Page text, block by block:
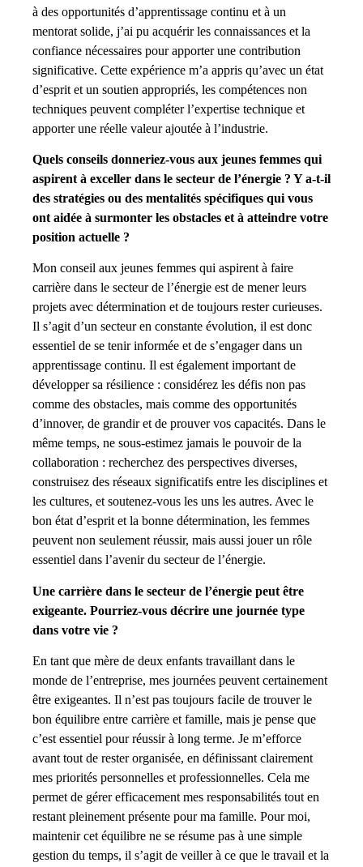
à des opportunités d’apprentissage continu et à un
mentorat solide, j’ai pu acquérir les connaissances et la
confiance nécessaires pour apporter une contribution
significative. Cette expérience m’a appris qu’avec un état
d’esprit et un soutien appropriés, les compétences non
techniques peuvent compléter l’expertise technique et
apporter une réelle valeur ajoutée à l’industrie.
Quels conseils donneriez-vous aux jeunes femmes qui
aspirent à exceller dans le secteur de l’énergie ? Y a-t-il
des stratégies ou des mentalités spécifiques qui vous
ont aidée à surmonter les obstacles et à atteindre votre
position actuelle ?
Mon conseil aux jeunes femmes qui aspirent à faire
carrière dans le secteur de l’énergie est de mener leurs
projets avec détermination et de toujours rester curieuses.
Il s’agit d’un secteur en constante évolution, il est donc
essentiel de se tenir informée et de s’engager dans un
apprentissage continu. Il est également important de
développer sa résilience : considérez les défis non pas
comme des obstacles, mais comme des opportunités
d’innover, de grandir et de prouver vos capacités. Dans le
même temps, ne sous-estimez jamais le pouvoir de la
collaboration : recherchez des perspectives diverses,
construisez des réseaux significatifs entre les disciplines et
les cultures, et soutenez-vous les uns les autres. Avec le
bon état d’esprit et la bonne détermination, les femmes
peuvent non seulement réussir, mais aussi jouer un rôle
essentiel dans l’avenir du secteur de l’énergie.
Une carrière dans le secteur de l’énergie peut être
exigeante. Pourriez-vous décrire une journée type
dans votre vie ?
En tant que mère de deux enfants travaillant dans le
monde de l’entreprise, mes journées peuvent certainement
être exigeantes. Il n’est pas toujours facile de trouver le
bon équilibre entre carrière et famille, mais je pense que
c’est essentiel pour réussir à long terme. Je m’efforce
avant tout de rester organisée, en définissant clairement
mes priorités personnelles et professionnelles. Cela me
permet de gérer efficacement mes responsabilités tout en
restant pleinement présente pour ma famille. Pour moi,
maintenir cet équilibre ne se résume pas à une simple
gestion du temps, il s’agit de veiller à ce que le travail et la